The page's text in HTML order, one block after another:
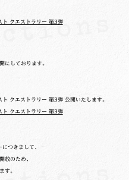
クエストラリー 第3弾
にしております。
クエストラリー 第3弾 公開いたします。
クエストラリー 第3弾
つきまして、
放のため、
す。